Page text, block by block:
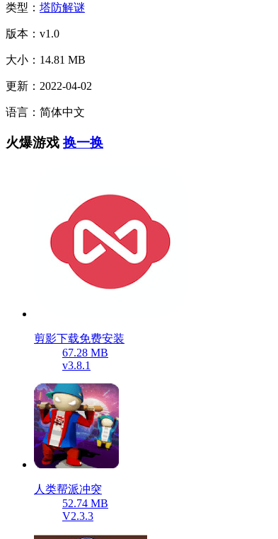
类型： 塔防解谜
版本：v1.0
大小：14.81 MB
更新：2022-04-02
语言：简体中文
火爆游戏 换一换
剪影下载免费安装
67.28 MB
v3.8.1
人类帮派冲突
52.74 MB
V2.3.3